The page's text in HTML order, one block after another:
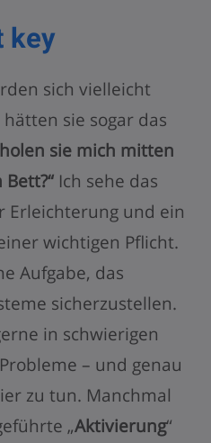
key
sich vielleicht
sie sogar das
sie mich mitten
Ich sehe das
Erleichterung und ein
wichtigen Pflicht.
Aufgabe, das
sicherzustellen.
in schwierigen
– und genau
zu tun. Manchmal
„Aktivierung“